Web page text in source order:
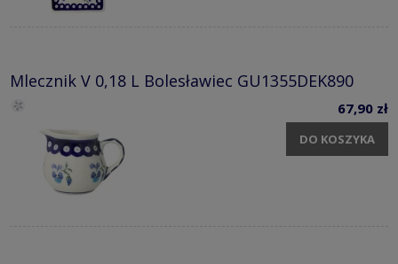
Mlecznik V 0,18 L Bolesławiec GU1355DEK890
67,90 zł
DO KOSZYKA